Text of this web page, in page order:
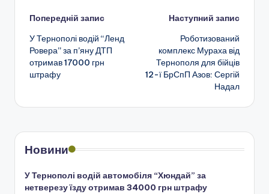
Навігація
по
запису
Попередній запис
У Тернополі водій “Ленд
Ровера” за п’яну ДТП
отримав 17000 грн
штрафу
Наступний запис
Роботизований
комплекс Мураха від
Тернополя для бійців
12-ї БрСпП Азов: Сергій
Надал
Новини
У Тернополі водій автомобіля “Хюндай” за
нетверезу їзду отримав 34000 грн штрафу